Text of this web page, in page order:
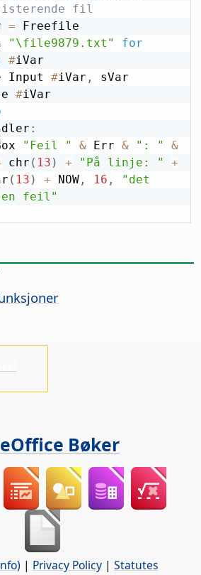
fil
= Freefile
"\file9879.txt"
for
#iVar
Input
#iVar ,
sVar
#
:
"Feil " & Err & ": "
&
chr ( 13 ) + "På linje: "
+
( 13 ) + NOW, 16 ,
"det
en feil"
Bøker
| Privacy Policy | Statutes